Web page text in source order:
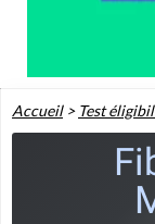
Accueil> Test